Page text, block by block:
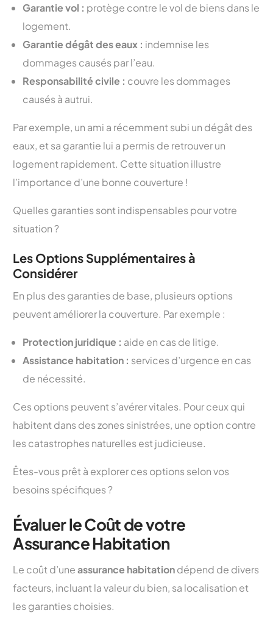
Garantie vol : protège contre le vol de biens dans le
logement.
Garantie dégât des eaux : indemnise les
dommages causés par l’eau.
Responsabilité civile : couvre les dommages
causés à autrui.
Par exemple, un ami a récemment subi un dégât des
eaux, et sa garantie lui a permis de retrouver un
logement rapidement. Cette situation illustre
l’importance d’une bonne couverture !
Quelles garanties sont indispensables pour votre
situation ?
Les Options Supplémentaires à
Considérer
En plus des garanties de base, plusieurs options
peuvent améliorer la couverture. Par exemple :
Protection juridique : aide en cas de litige.
Assistance habitation : services d’urgence en cas
de nécessité.
Ces options peuvent s’avérer vitales. Pour ceux qui
habitent dans des zones sinistrées, une option contre
les catastrophes naturelles est judicieuse.
Êtes-vous prêt à explorer ces options selon vos
besoins spécifiques ?
Évaluer le Coût de votre
Assurance Habitation
Le coût d’uneassurance habitationdépend de divers
facteurs, incluant la valeur du bien, sa localisation et
les garanties choisies.